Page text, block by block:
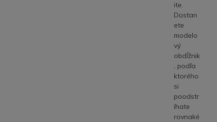
ite.
Dostan
ete
modelo
vý
obdĺžnik
, podľa
ktorého
si
poodstr
íhate
rovnaké